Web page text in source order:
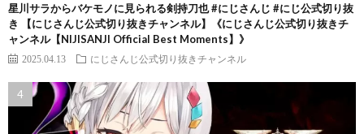
星川サラからバケモノに見られる剣持刀也 #にじさんじ #にじ公式切り抜
き 【にじさんじ公式切り抜きチャンネル】《にじさんじ公式切り抜きチ
ャンネル【NIJISANJI Official Best Moments】》
2025.04.13 にじさんじ公式切り抜きチャンネル